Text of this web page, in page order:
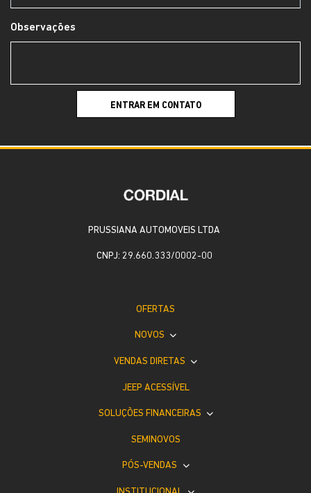
Observações
ENTRAR EM CONTATO
PRUSSIANA AUTOMOVEIS LTDA
CNPJ: 29.660.333/0002-00
OFERTAS
NOVOS
VENDAS DIRETAS
JEEP ACESSÍVEL
SOLUÇÕES FINANCEIRAS
SEMINOVOS
PÓS-VENDAS